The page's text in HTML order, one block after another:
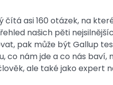
asi 160 otázek, na
našich pěti
pak může být Gallup
co nám jde a co nás
ale také jako expert